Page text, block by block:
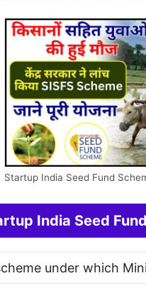
Startup India Seed Fund
India Seed
under which